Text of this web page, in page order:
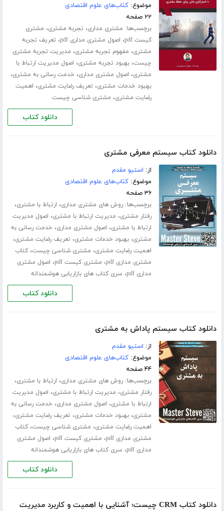
موضوع:کتاب‌های علوم اقتصادی
۲۲ صفحه
برچسب‌ها: مشتری مداری، تجربه مشتری، مشتری
کیست pdf
، اصول مشتری مداری pdf ، تعریف تجربه
مشتری، مفهوم تجربه مشتری، مدیریت تجربه مشتری
چیست،بهبود تجربه مشتری، اصول مدیریت ارتباط با
مشتری، اصول مشتری مداری، خدمت رسانی به مشتری،
بهبود خدمات مشتری، تعریف رضایت مشتری، اهمیت
رضایت مشتری، مشتری شناسی چیست
دانلود کتاب
دانلود کتاب سیستم معرفی مشتری
از: استیو مقدم
موضوع:کتاب‌های علوم اقتصادی
۳۶ صفحه
برچسب‌ها:روش های مشتری مداری، ارتباط با مشتری،
رفتار مشتری، مدیریت ارتباط با مشتری، اصول مدیریت
ارتباط با مشتری، اصول مشتری مداری، خدمت رسانی به
مشتری،بهبود خدمات مشتری، تعریف رضایت مشتری،
اهمیت رضایت مشتری، مشتری شناسی چیست،کتاب
مشتری مداری pdf
، مشتری کیست pdf ، اصول مشتری
مداری pdf
، سری کتاب های بازاریابی هوشمندانه
دانلود کتاب
دانلود کتاب سیستم پاداش به مشتری
از: استیو مقدم
موضوع:کتاب‌های علوم اقتصادی
۴۴ صفحه
برچسب‌ها:روش های مشتری مداری، ارتباط با مشتری،
رفتار مشتری، مدیریت ارتباط با مشتری، اصول مدیریت
ارتباط با مشتری، اصول مشتری مداری، خدمت رسانی به
مشتری،بهبود خدمات مشتری، تعریف رضایت مشتری،
اهمیت رضایت مشتری، مشتری شناسی چیست،کتاب
مشتری مداری pdf
، مشتری کیست pdf ، اصول مشتری
مداری pdf
، سری کتاب های بازاریابی هوشمندانه
دانلود کتاب
دانلود کتاب CRM چیست؛ آشنایی با اهمیت و کاربرد مدیریت